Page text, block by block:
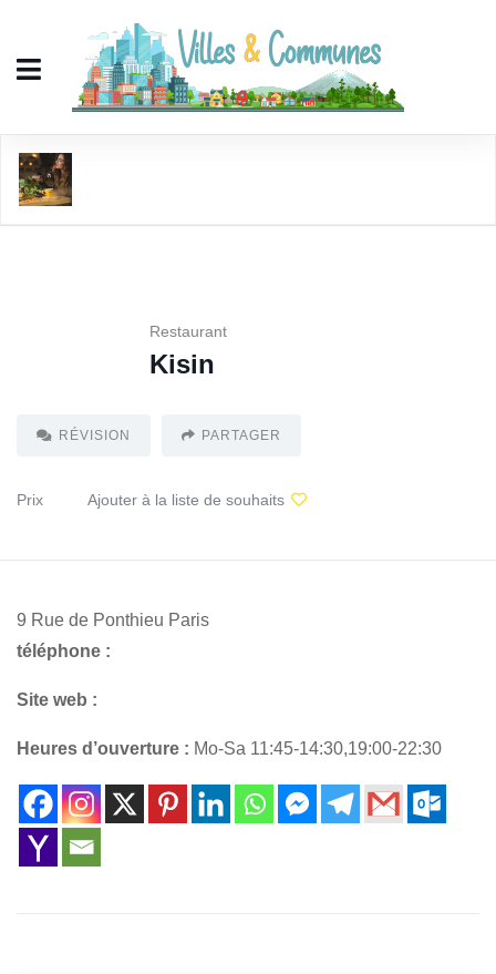
Restaurant
Kisin
RÉVISION PARTAGER
Prix Ajouter à la liste de souhaits
9 Rue de Ponthieu Paris
téléphone :
Site web :
Heures d’ouverture : Mo-Sa 11:45-14:30,19:00-22:30